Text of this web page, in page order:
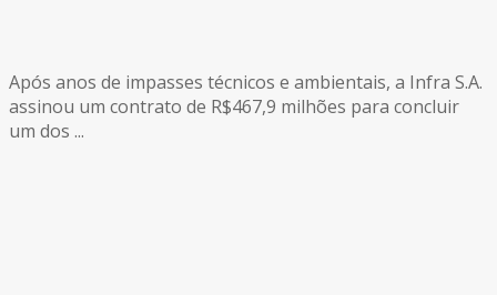
Após anos de impasses técnicos e ambientais, a Infra S.A.
assinou um contrato de R$467,9 milhões para concluir
um dos ...